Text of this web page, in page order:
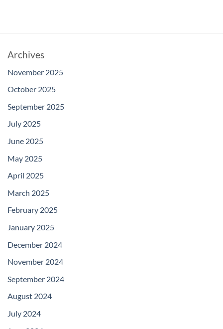
Archives
November 2025
October 2025
September 2025
July 2025
June 2025
May 2025
April 2025
March 2025
February 2025
January 2025
December 2024
November 2024
September 2024
August 2024
July 2024